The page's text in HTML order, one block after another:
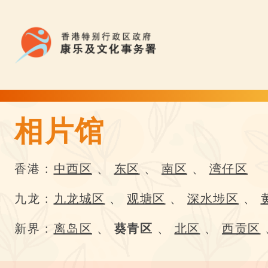
相片馆 | Flower Appreciation 康文賞花情報
相片馆
香港 : 中西区 、 东区 、 南区 、 湾仔区
九龙 : 九龙城区 、 观塘区 、 深水埗区 、
新界 : 离岛区 、 葵青区 、 北区 、 西贡区